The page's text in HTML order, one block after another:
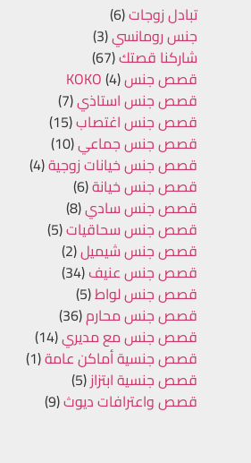
تبادل زوجات(6)
جنس رومانسي(3)
شاركنا قصتك(67)
قصص جنس KOKO(4)
قصص جنس استاذي(7)
قصص جنس اغتصاب(15)
قصص جنس جماعي(10)
قصص جنس خيانات زوجية(4)
قصص جنس خيانة(6)
قصص جنس سادي(8)
قصص جنس سحاقيات(5)
قصص جنس شيميل(2)
قصص جنس عنيف(34)
قصص جنس لواط(5)
قصص جنس محارم(36)
قصص جنس مع مديري(14)
قصص جنسية أماكن عامة(1)
قصص جنسية ابتزاز(5)
قصص واعترافات ديوث(9)